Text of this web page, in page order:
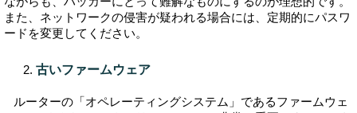
また、ネットワークの侵害が疑われる場合には、定期的にパスワ
ードを変更してください。
古いファームウェア
ルーターの「オペレーティングシステム」であるファームウェ